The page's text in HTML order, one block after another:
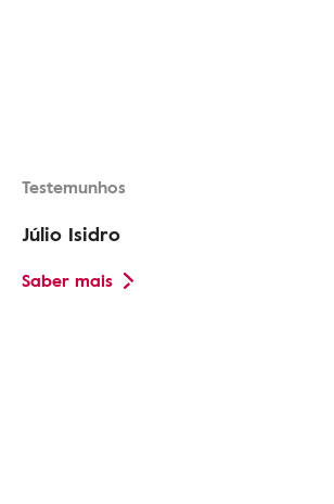
Testemunhos
Júlio Isidro
Saber mais